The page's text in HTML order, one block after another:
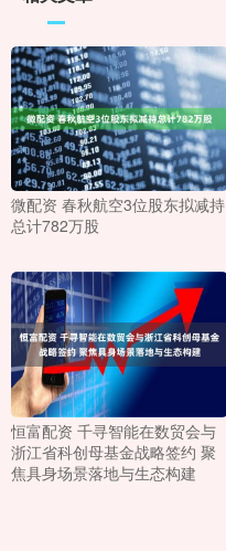
微配资 春秋航空3位股东拟减持
总计782万股
恒富配资 千寻智能在数贸会与
浙江省科创母基金战略签约 聚
焦具身场景落地与生态构建